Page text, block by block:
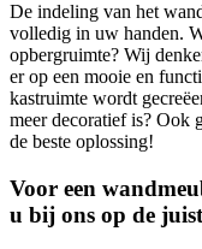
De indeling van het
volledig in uw handen.
opbergruimte? Wij
er op een mooie en
kastruimte wordt
meer decoratief is? Ook
de beste oplossing!
Voor een
u bij ons op de